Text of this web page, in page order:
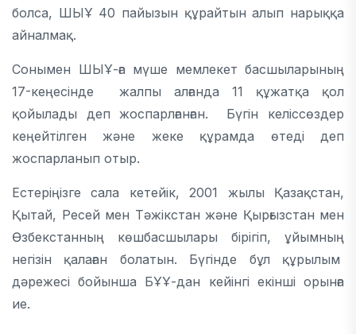
болса, ШЫҰ 40 пайызын құрайтын алып нарыққа
айналмақ.
Сонымен ШЫҰ-ға мүше мемлекет басшыларының
17-кеңесінде жалпы алғанда 11 құжатқа қол
қойылады деп жоспарлғанған. Бүгін келіссөздер
кеңейтілген және жеке құрамда өтеді деп
жоспарланып отыр.
Естеріңізге сала кетейік, 2001 жылы Қазақстан,
Қытай, Ресей мен Тәжікстан және Қырғызстан мен
Өзбекстанның көшбасшылары бірігіп, ұйымның
негізін қалаған болатын. Бүгінде бұл құрылым
дәрежесі бойынша БҰҰ-дан кейінгі екінші орынға
ие.